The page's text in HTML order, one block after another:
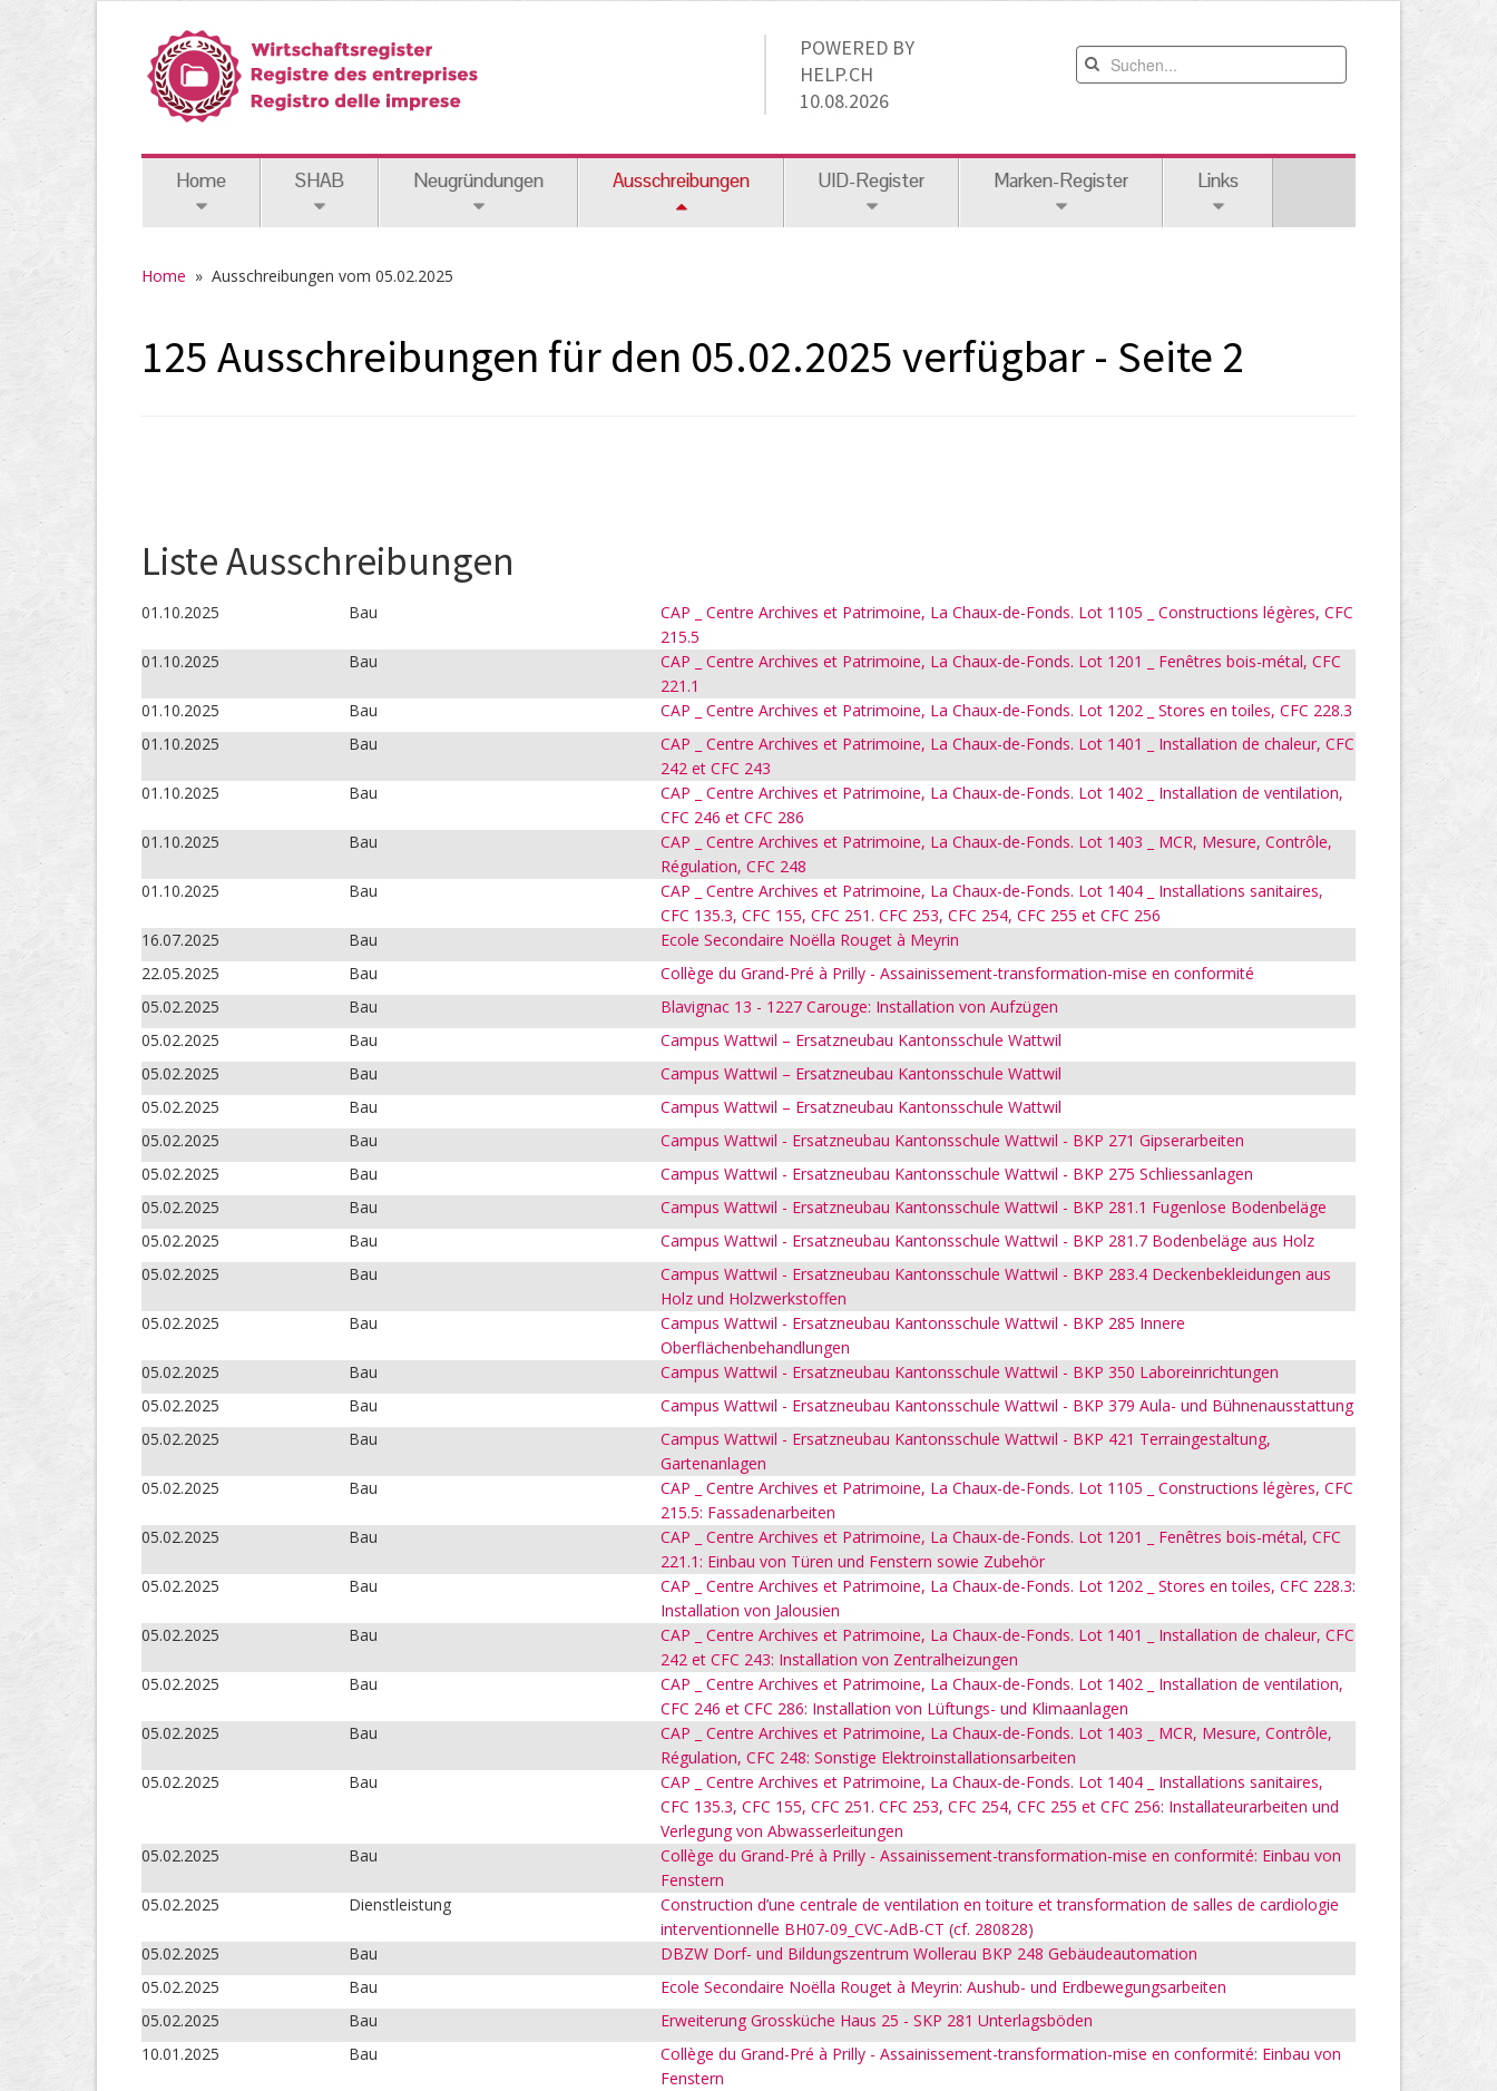
POWERED BY
HELP.CH
10.08.2026
Home SHAB Neugründungen Ausschreibungen UID-Register Marken-Register Links
Home » Ausschreibungen vom 05.02.2025
125 Ausschreibungen für den 05.02.2025 verfügbar - Seite 2
Liste Ausschreibungen
01.10.2025 Bau
CAP _ Centre Archives et Patrimoine, La Chaux-de-Fonds. Lot 1105 _ Constructions légères, CFC
215.5
01.10.2025
Bau
CAP _ Centre Archives et Patrimoine, La Chaux-de-Fonds. Lot 1201 _ Fenêtres bois-métal, CFC
221.1
01.10.2025
Bau
CAP _ Centre Archives et Patrimoine, La Chaux-de-Fonds. Lot 1202 _ Stores en toiles, CFC 228.3
01.10.2025
Bau
CAP _ Centre Archives et Patrimoine, La Chaux-de-Fonds. Lot 1401 _ Installation de chaleur, CFC
242 et CFC 243
01.10.2025
Bau
CAP _ Centre Archives et Patrimoine, La Chaux-de-Fonds. Lot 1402 _ Installation de ventilation,
CFC 246 et CFC 286
01.10.2025
Bau
CAP _ Centre Archives et Patrimoine, La Chaux-de-Fonds. Lot 1403 _ MCR, Mesure, Contrôle,
Régulation, CFC 248
01.10.2025
Bau
CAP _ Centre Archives et Patrimoine, La Chaux-de-Fonds. Lot 1404 _ Installations sanitaires,
CFC 135.3, CFC 155, CFC 251. CFC 253, CFC 254, CFC 255 et CFC 256
16.07.2025
Bau
Ecole Secondaire Noëlla Rouget à Meyrin
22.05.2025
Bau
Collège du Grand-Pré à Prilly - Assainissement-transformation-mise en conformité
05.02.2025
Bau
Blavignac 13 - 1227 Carouge: Installation von Aufzügen
05.02.2025
Bau
Campus Wattwil – Ersatzneubau Kantonsschule Wattwil
05.02.2025
Bau
Campus Wattwil – Ersatzneubau Kantonsschule Wattwil
05.02.2025
Bau
Campus Wattwil – Ersatzneubau Kantonsschule Wattwil
05.02.2025
Bau
Campus Wattwil - Ersatzneubau Kantonsschule Wattwil - BKP 271 Gipserarbeiten
05.02.2025
Bau
Campus Wattwil - Ersatzneubau Kantonsschule Wattwil - BKP 275 Schliessanlagen
05.02.2025
Bau
Campus Wattwil - Ersatzneubau Kantonsschule Wattwil - BKP 281.1 Fugenlose Bodenbeläge
05.02.2025
Bau
Campus Wattwil - Ersatzneubau Kantonsschule Wattwil - BKP 281.7 Bodenbeläge aus Holz
05.02.2025
Bau
Campus Wattwil - Ersatzneubau Kantonsschule Wattwil - BKP 283.4 Deckenbekleidungen aus
Holz und Holzwerkstoffen
05.02.2025
Bau
Campus Wattwil - Ersatzneubau Kantonsschule Wattwil - BKP 285 Innere
Oberflächenbehandlungen
05.02.2025
Bau
Campus Wattwil - Ersatzneubau Kantonsschule Wattwil - BKP 350 Laboreinrichtungen
05.02.2025
Bau
Campus Wattwil - Ersatzneubau Kantonsschule Wattwil - BKP 379 Aula- und Bühnenausstattung
05.02.2025
Bau
Campus Wattwil - Ersatzneubau Kantonsschule Wattwil - BKP 421 Terraingestaltung,
Gartenanlagen
05.02.2025
Bau
CAP _ Centre Archives et Patrimoine, La Chaux-de-Fonds. Lot 1105 _ Constructions légères, CFC
215.5: Fassadenarbeiten
05.02.2025
Bau
CAP _ Centre Archives et Patrimoine, La Chaux-de-Fonds. Lot 1201 _ Fenêtres bois-métal, CFC
221.1: Einbau von Türen und Fenstern sowie Zubehör
05.02.2025
Bau
CAP _ Centre Archives et Patrimoine, La Chaux-de-Fonds. Lot 1202 _ Stores en toiles, CFC 228.3:
Installation von Jalousien
05.02.2025
Bau
CAP _ Centre Archives et Patrimoine, La Chaux-de-Fonds. Lot 1401 _ Installation de chaleur, CFC
242 et CFC 243: Installation von Zentralheizungen
05.02.2025
Bau
CAP _ Centre Archives et Patrimoine, La Chaux-de-Fonds. Lot 1402 _ Installation de ventilation,
CFC 246 et CFC 286: Installation von Lüftungs- und Klimaanlagen
05.02.2025
Bau
CAP _ Centre Archives et Patrimoine, La Chaux-de-Fonds. Lot 1403 _ MCR, Mesure, Contrôle,
Régulation, CFC 248: Sonstige Elektroinstallationsarbeiten
05.02.2025
Bau
CAP _ Centre Archives et Patrimoine, La Chaux-de-Fonds. Lot 1404 _ Installations sanitaires,
CFC 135.3, CFC 155, CFC 251. CFC 253, CFC 254, CFC 255 et CFC 256: Installateurarbeiten und
Verlegung von Abwasserleitungen
05.02.2025
Bau
Collège du Grand-Pré à Prilly - Assainissement-transformation-mise en conformité: Einbau von
Fenstern
05.02.2025
Dienstleistung
Construction d’une centrale de ventilation en toiture et transformation de salles de cardiologie
interventionnelle BH07-09_CVC-AdB-CT (cf. 280828)
05.02.2025
Bau
DBZW Dorf- und Bildungszentrum Wollerau BKP 248 Gebäudeautomation
05.02.2025
Bau
Ecole Secondaire Noëlla Rouget à Meyrin: Aushub- und Erdbewegungsarbeiten
05.02.2025
Bau
Erweiterung Grossküche Haus 25 - SKP 281 Unterlagsböden
10.01.2025
Bau
Collège du Grand-Pré à Prilly - Assainissement-transformation-mise en conformité: Einbau von
Fenstern